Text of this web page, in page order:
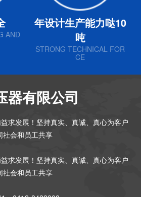
AND
年设计生产能力哒10
吨
STRONG TECHNICAL FOR
CE
器有限公司
求发展！坚持真实、真诚、真心为客户
社会和员工共享
求发展！坚持真实、真诚、真心为客户
社会和员工共享